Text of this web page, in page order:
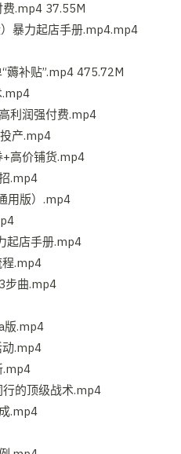
.mp4 37.55M
暴力起店手册.mp4.mp4
薅补贴”.mp4 475.72M
.mp4
利润强付费.mp4
产.mp4
高价铺货.mp4
.mp4
用版）.mp4
起店手册.mp4
.mp4
步曲.mp4
版.mp4
.mp4
.mp4
的顶级战术.mp4
.mp4